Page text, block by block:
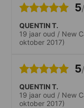
5
QUENTIN T.
19 jaar oud / New
oktober 2017)
5
QUENTIN T.
19 jaar oud / New
oktober 2017)